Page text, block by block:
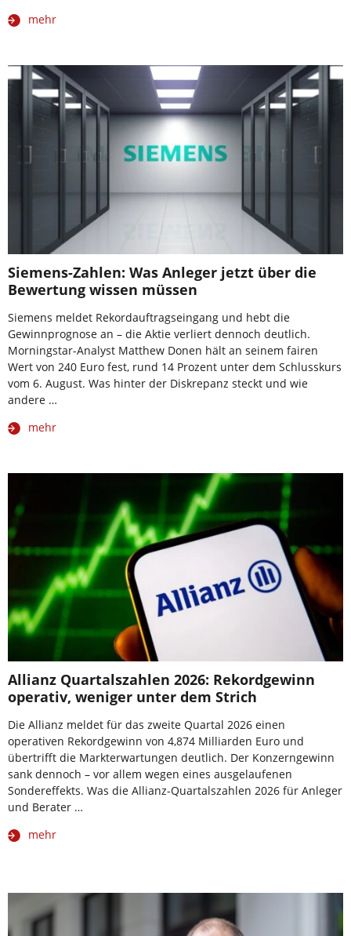
mehr
Siemens-Zahlen: Was Anleger jetzt über die
Bewertung wissen müssen
Siemens meldet Rekordauftragseingang und hebt die
Gewinnprognose an – die Aktie verliert dennoch deutlich.
Morningstar-Analyst Matthew Donen hält an seinem fairen
Wert von 240 Euro fest, rund 14 Prozent unter dem Schlusskurs
vom 6. August. Was hinter der Diskrepanz steckt und wie
andere …
mehr
Allianz Quartalszahlen 2026: Rekordgewinn
operativ, weniger unter dem Strich
Die Allianz meldet für das zweite Quartal 2026 einen
operativen Rekordgewinn von 4,874 Milliarden Euro und
übertrifft die Markterwartungen deutlich. Der Konzerngewinn
sank dennoch – vor allem wegen eines ausgelaufenen
Sondereffekts. Was die Allianz-Quartalszahlen 2026 für Anleger
und Berater …
mehr